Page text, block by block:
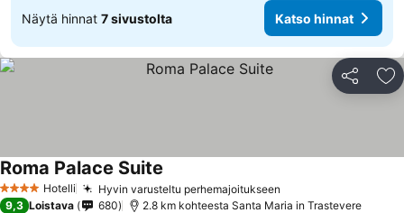
Näytä hinnat 7 sivustolta Katso hinnat
Jaa
4 Tähtiluokitus
Hotelli Hyvin varusteltu perhemajoitukseen
Roma Palace Suite
9,3 Loistava 680 2.8 km kohteesta Santa Maria in Trastevere